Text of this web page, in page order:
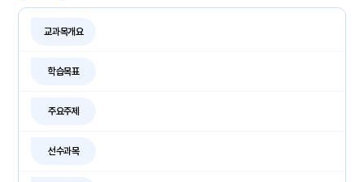
교과목개요
학습목표
주요주제
선수과목